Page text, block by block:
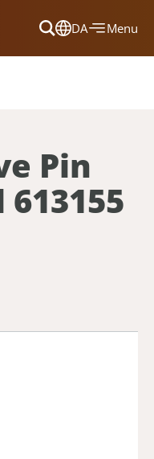
DA
Dansk
Nederlands
Menu
Pin